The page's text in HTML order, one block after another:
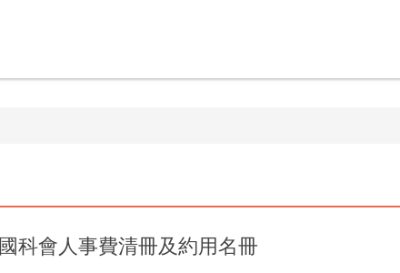
國科會人事費清冊及約用名冊